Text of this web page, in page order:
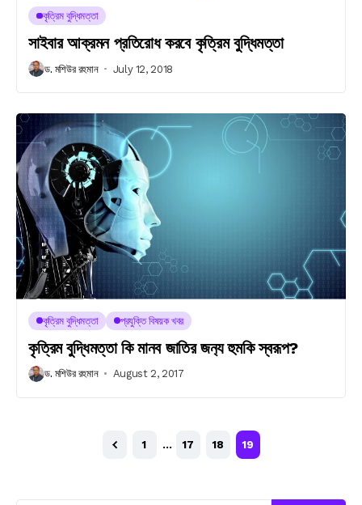
কৃত্রিম বুদ্ধিমত্তা
সাইবার আক্রমন প্রতিরোধ করবে কৃত্রিম বুদ্ধিমত্তা
ড. মশিউর রহমান July 12, 2018
কৃত্রিম বুদ্ধিমত্তা প্রযুক্তি বিষয়ক খবর
কৃত্রিম বুদ্ধিমত্তা কি মানব জাতির জন‍্য হুমকি স্বরূপ?
ড. মশিউর রহমান August 2, 2017
1 … 17 18 19